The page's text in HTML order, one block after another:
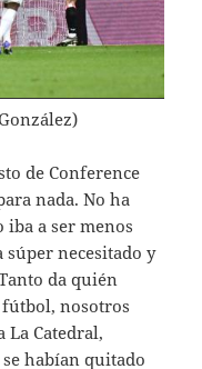
de Conference
nada. No ha
iba a ser menos
súper necesitado y
da quién
nosotros
La Catedral,
habían quitado